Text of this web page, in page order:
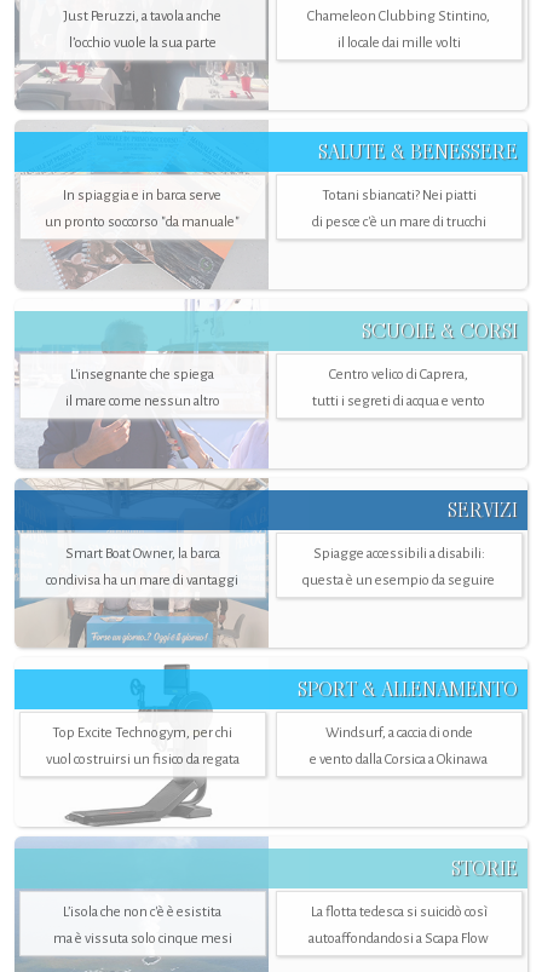
Just Peruzzi, a tavola anche
l’occhio vuole la sua parte
Chameleon Clubbing Stintino,
il locale dai mille volti
SALUTE & BENESSERE
In spiaggia e in barca serve
un pronto soccorso "da manuale"
Totani sbiancati? Nei piatti
di pesce c'è un mare di trucchi
SCUOLE & CORSI
L'insegnante che spiega
il mare come nessun altro
Centro velico di Caprera,
tutti i segreti di acqua e vento
SERVIZI
Smart Boat Owner, la barca
condivisa ha un mare di vantaggi
Spiagge accessibili a disabili:
questa è un esempio da seguire
SPORT & ALLENAMENTO
Top Excite Technogym, per chi
vuol costruirsi un fisico da regata
Windsurf, a caccia di onde
e vento dalla Corsica a Okinawa
STORIE
L’isola che non c'è è esistita
ma è vissuta solo cinque mesi
La flotta tedesca si suicidò così
autoaffondandosi a Scapa Flow